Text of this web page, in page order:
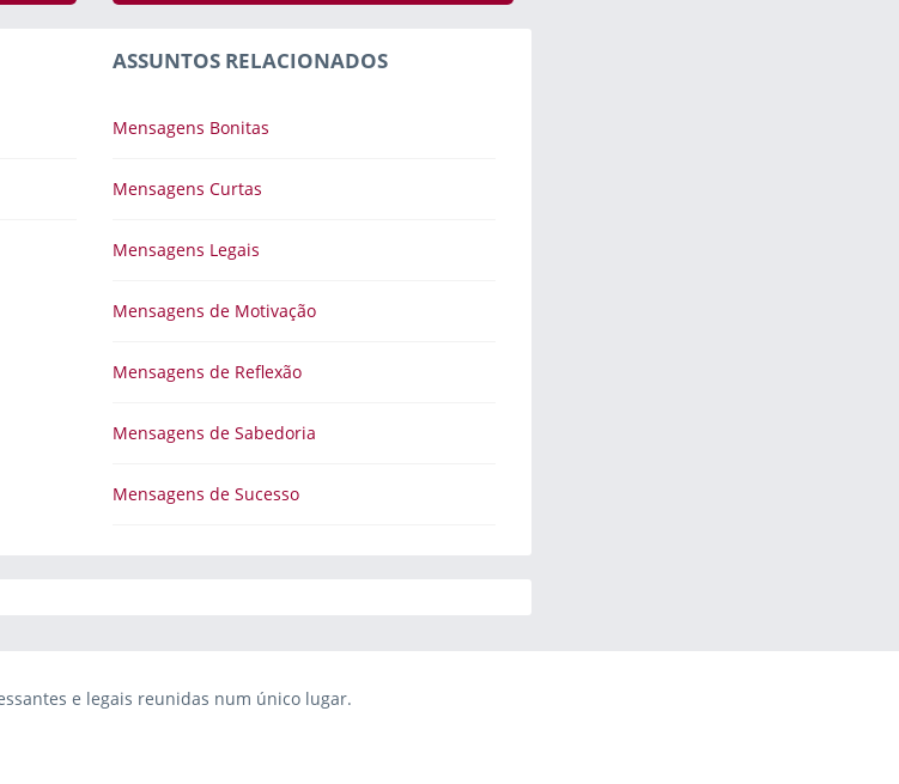
ASSUNTOS RELACIONADOS
Mensagens Bonitas
Mensagens Curtas
Mensagens Legais
Mensagens de Motivação
Mensagens de Reflexão
Mensagens de Sabedoria
Mensagens de Sucesso
e legais reunidas num único lugar.